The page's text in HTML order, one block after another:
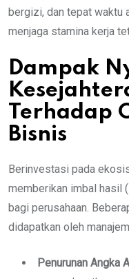
bergizi, dan tepat waktu
menjaga stamina kerja
Dampak
Terhadap
Bisnis
Berinvestasi pada
memberikan imbal hasil (
bagi perusahaan.
didapatkan oleh
Penurunan Angka